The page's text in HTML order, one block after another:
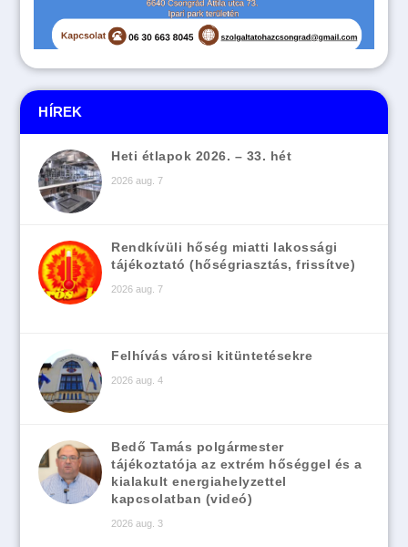
HÍREK
Heti étlapok 2026. – 33. hét
2026 aug. 7
Rendkívüli hőség miatti lakossági
tájékoztató (hőségriasztás, frissítve)
2026 aug. 7
Felhívás városi kitüntetésekre
2026 aug. 4
Bedő Tamás polgármester
tájékoztatója az extrém hőséggel és a
kialakult energiahelyzettel
kapcsolatban (videó)
2026 aug. 3